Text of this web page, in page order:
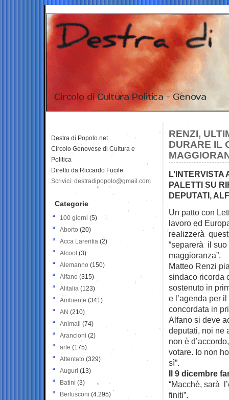
RENZI,
DURARE IL
PALETTI SU
DEPUTATI,
Un patto con
lavoro ed
realizzerà
“separerà il
maggioranza”.
Matteo Renzi
sindaco ricorda
sostenuto in
e l’agenda per
concordata in
Alfano si deve
deputati, noi ne
non è
votare. Io non
sì”.
Il 9 dicembre
“Macchè, sarà
finiti”.
Destra di Popolo.net
Circolo Genovese di Cultura e
Politica
Diretto da Riccardo Fucile
Scrivici: destradipopolo@gmail.com
Categorie
100 giorni (5)
Aborto (20)
Acca Larentia (2)
Alcool (3)
Alemanno (150)
Alfano (315)
Alitalia (123)
Ambiente (341)
AN (210)
Animali (74)
Arancioni (2)
arte (175)
Attentato (329)
Auguri (13)
Batini (3)
Berlusconi (4.295)